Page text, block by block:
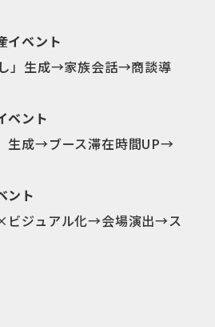
イベント
」生成→家族会話→商談導
ベント
生成→ブース滞在時間UP→
ント
ビジュアル化→会場演出→ス